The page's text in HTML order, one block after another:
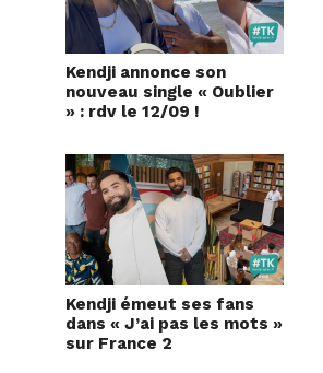
Kendji annonce son
nouveau single « Oublier
» : rdv le 12/09 !
Kendji émeut ses fans
dans « J’ai pas les mots »
sur France 2